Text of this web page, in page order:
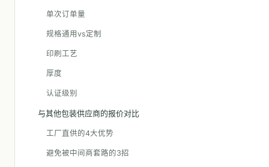
单次订单量
规格通用vs定制
印刷工艺
厚度
认证级别
与其他包装供应商的报价对比
工厂直供的4大优势
避免被中间商套路的3招